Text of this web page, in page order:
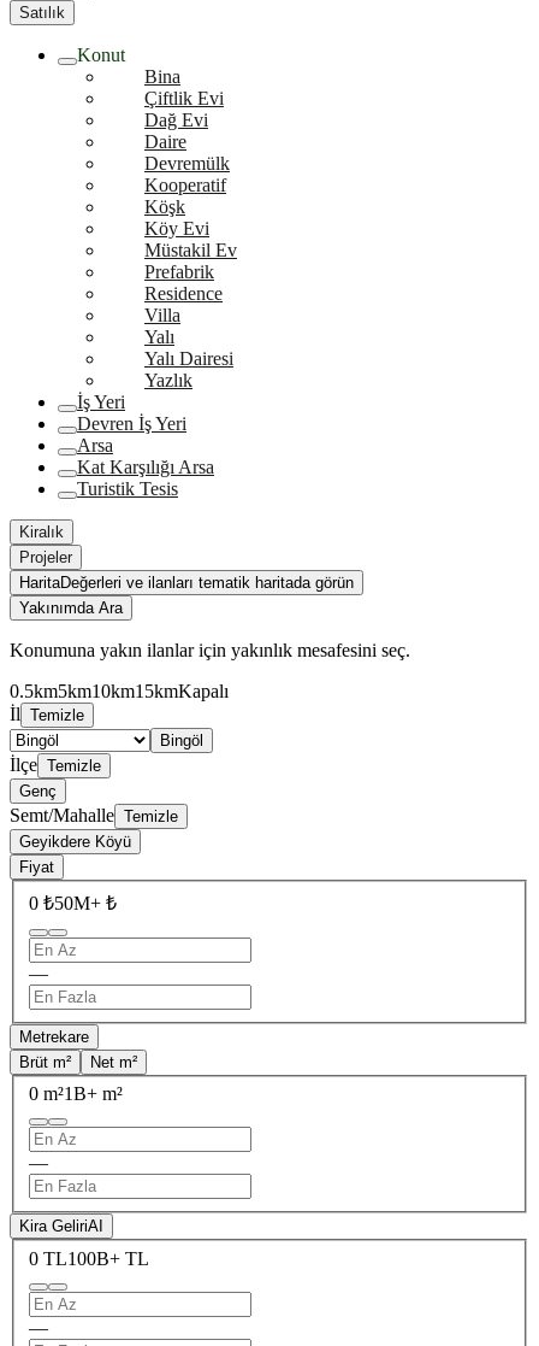
Satılık
Konut
Bina
Çiftlik Evi
Dağ Evi
Daire
Devremülk
Kooperatif
Köşk
Köy Evi
Müstakil Ev
Prefabrik
Residence
Villa
Yalı
Yalı Dairesi
Yazlık
İş Yeri
Devren İş Yeri
Arsa
Kat Karşılığı Arsa
Turistik Tesis
Kiralık
Projeler
HaritaDeğerleri ve ilanları tematik haritada görün
Yakınımda Ara
Konumuna yakın ilanlar için yakınlık mesafesini seç.
0.5km5km10km15kmKapalı
İl Temizle
Bingöl
İlçe Temizle
Genç
Semt/Mahalle Temizle
Geyikdere Köyü
Fiyat
0 ₺50M+ ₺
—
Metrekare
Brüt m²
Net m²
0 m²1B+ m²
—
Kira GeliriAI
0 TL100B+ TL
—